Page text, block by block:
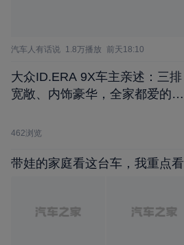
汽车人有话说 1.8万播放 前天18:10
大众ID.ERA 9X车主亲述：三排
宽敞、内饰豪华，全家都爱的家
462浏览
带娃的家庭看这台车，我重点